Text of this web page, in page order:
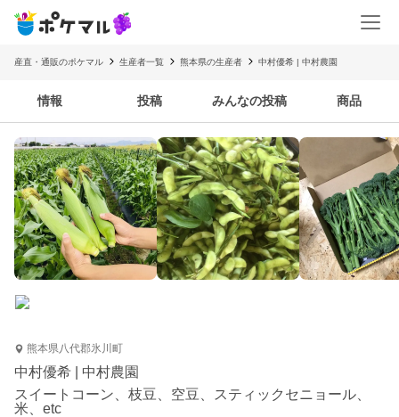
産直・通販のポケマル 生産者一覧 熊本県の生産者 中村優希 | 中村農園
情報 投稿 みんなの投稿 商品
熊本県八代郡氷川町
中村優希 | 中村農園
スイートコーン、枝豆、空豆、スティックセニョール、
米、etc